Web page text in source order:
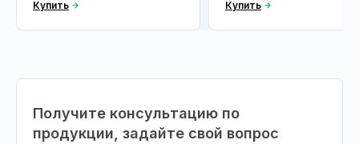
Купить Купить
Получите консультацию по
продукции, задайте свой вопрос